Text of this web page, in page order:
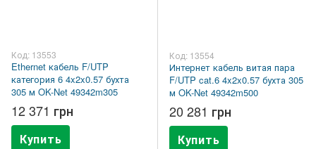
Код: 13553
Ethernet кабель F/UTP
категория 6 4x2x0.57 бухта
305 м OK-Net 49342m305
12 371 грн
Купить
Код: 13554
Интернет кабель витая пара
F/UTP cat.6 4x2x0.57 бухта 305
м OK-Net 49342m500
20 281 грн
Купить